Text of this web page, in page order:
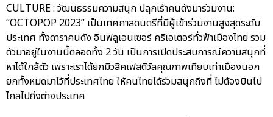
CULTURE : วัฒนธรรมความสนุก ปลุกเร้าคนดังมาร่วมงาน:
“OCTOPOP 2023” เป็นเทศกาลดนตรีที่มีผู้เข้าร่วมงานสูงสุดระดับ
ประเทศ ทั้งดาราคนดัง อินฟลูเอนเซอร์ ครีเอเตอร์ทั่วฟ้าเมืองไทย รวม
ตัวมาอยู่ในงานนี้ตลอดทั้ง 2 วัน เป็นการเปิดประสบการณ์ความสนุกที่
หาได้ใกล้ตัว เพราะเราได้ยกมิวสิคเฟสติวัลคุณภาพเทียบเท่าเมืองนอก
ยกทั้งหมดมาไว้ที่ประเทศไทย ให้คนไทยได้ร่วมสนุกถึงที่ ไม่ต้องบินไป
ไกลไปถึงต่างประเทศ